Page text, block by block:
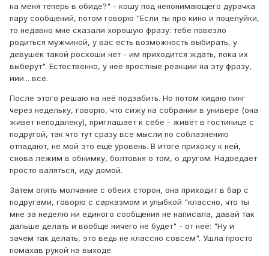
на меня теперь в обиде?" - кошу под непонимающего дурачка
пару сообщений, потом говорю "Если ты про кино и поцелуйки,
то недавно мне сказали хорошую фразу: тебе повезло
родиться мужчиной, у вас есть возможность выбирать, у
девушек такой роскоши нет - им приходится ждать, пока их
выберут". Естественно, у неё яростные реакции на эту фразу,
иии... всё.
После этого решаю на неё подзабить. Но потом кидаю пинг
через недельку, говорю, что сижу на собрании в универе (она
живет неподалеку), приглашает к себе - живёт в гостинице с
подругой, так что тут сразу все мысли по соблазнению
отпадают, не мой это ещё уровень. В итоге прихожу к ней,
снова лежим в обнимку, болтовня о том, о другом. Надоедает
просто валяться, иду домой.
Затем опять молчание с обеих сторон, она приходит в бар с
подругами, говорю с сарказмом и улыбкой "классно, что ты
мне за неделю ни единого сообщения не написала, давай так
дальше делать и вообще ничего не будет" - от неё: "Ну и
зачем так делать, это ведь не классно совсем". Ушла просто
помахав рукой на выходе.